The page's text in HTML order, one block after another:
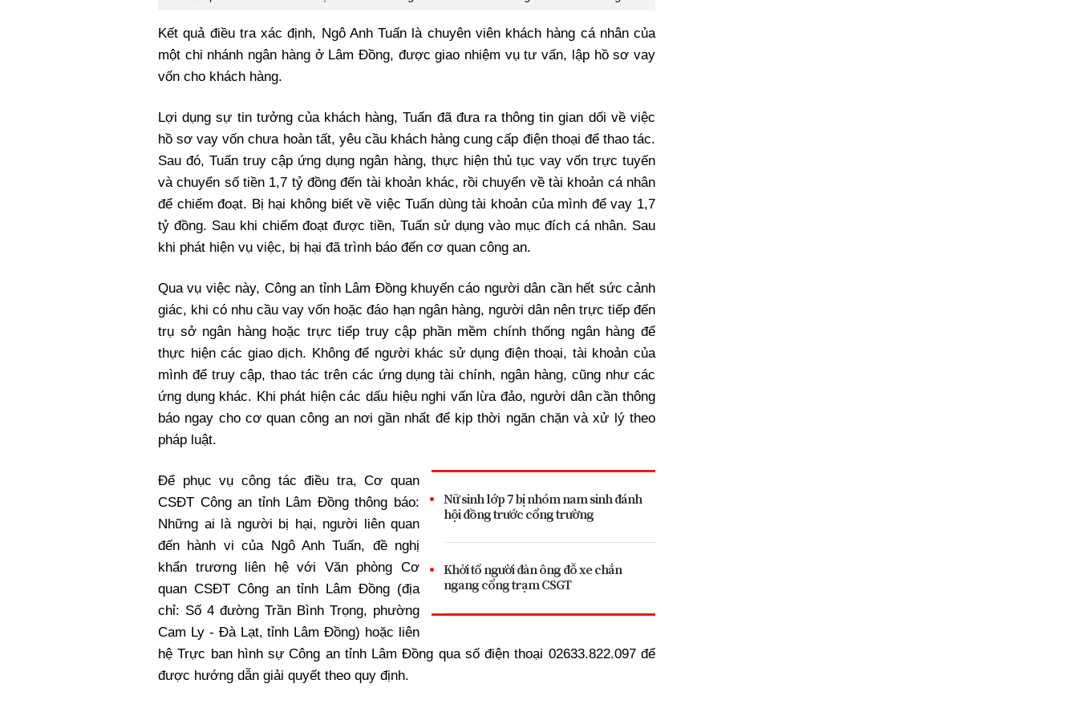
Kết quả điều tra xác định, Ngô Anh Tuấn là chuyên viên khách hàng cá nhân của
một chi nhánh ngân hàng ở Lâm Đồng, được giao nhiệm vụ tư vấn, lập hồ sơ vay
vốn cho khách hàng.
Lợi dụng sự tin tưởng của khách hàng, Tuấn đã đưa ra thông tin gian dối về việc
hồ sơ vay vốn chưa hoàn tất, yêu cầu khách hàng cung cấp điện thoại để thao tác.
Sau đó, Tuấn truy cập ứng dụng ngân hàng, thực hiện thủ tục vay vốn trực tuyến
và chuyển số tiền 1,7 tỷ đồng đến tài khoản khác, rồi chuyển về tài khoản cá nhân
để chiếm đoạt. Bị hại không biết về việc Tuấn dùng tài khoản của mình để vay 1,7
tỷ đồng. Sau khi chiếm đoạt được tiền, Tuấn sử dụng vào mục đích cá nhân. Sau
khi phát hiện vụ việc, bị hại đã trình báo đến cơ quan công an.
Qua vụ việc này, Công an tỉnh Lâm Đồng khuyến cáo người dân cần hết sức cảnh
giác, khi có nhu cầu vay vốn hoặc đáo hạn ngân hàng, người dân nên trực tiếp đến
trụ sở ngân hàng hoặc trực tiếp truy cập phần mềm chính thống ngân hàng để
thực hiện các giao dịch. Không để người khác sử dụng điện thoại, tài khoản của
mình để truy cập, thao tác trên các ứng dụng tài chính, ngân hàng, cũng như các
ứng dụng khác. Khi phát hiện các dấu hiệu nghi vấn lừa đảo, người dân cần thông
báo ngay cho cơ quan công an nơi gần nhất để kịp thời ngăn chặn và xử lý theo
pháp luật.
Nữ sinh lớp 7 bị nhóm nam sinh đánh
hội đồng trước cổng trường
Khởi tố người đàn ông đỗ xe chắn
ngang cổng trạm CSGT
Để phục vụ công tác điều tra, Cơ quan
CSĐT Công an tỉnh Lâm Đồng thông báo:
Những ai là người bị hại, người liên quan
đến hành vi của Ngô Anh Tuấn, đề nghị
khẩn trương liên hệ với Văn phòng Cơ
quan CSĐT Công an tỉnh Lâm Đồng (địa
chỉ: Số 4 đường Trần Bình Trọng, phường
Cam Ly - Đà Lạt, tỉnh Lâm Đồng) hoặc liên
hệ Trực ban hình sự Công an tỉnh Lâm Đồng qua số điện thoại 02633.822.097 để
được hướng dẫn giải quyết theo quy định.